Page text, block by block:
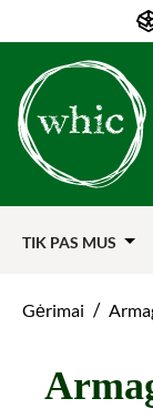
į pagrindinį
Šokti į
TIK PAS MUS
Gėrimai /